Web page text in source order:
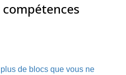
plus de blocs que vous ne